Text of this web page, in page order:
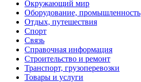
Окружающий мир
Оборудование, промышленность
Отдых, путешествия
Спорт
Связь
Справочная информация
Строительство и ремонт
Транспорт, грузоперевозки
Товары и услуги